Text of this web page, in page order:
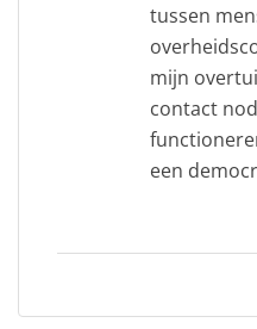
tussen
mijn
contact
een